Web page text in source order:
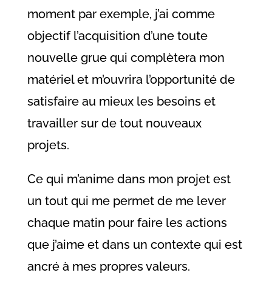
moment par exemple, j’ai comme
objectif l’acquisition d’une toute
nouvelle grue qui complètera mon
matériel et m’ouvrira l’opportunité de
satisfaire au mieux les besoins et
travailler sur de tout nouveaux
projets.
Ce qui m’anime dans mon projet est
un tout qui me permet de me lever
chaque matin pour faire les actions
que j’aime et dans un contexte qui est
ancré à mes propres valeurs.